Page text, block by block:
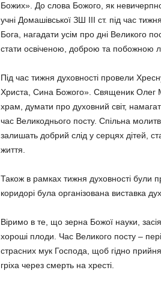
Божих». До слова Божого, як
учні Домашівської ЗШ ІІІ ст. під час
Бога, нагадати усім про дні Великого
стати освіченою, доброю та побожною
Під час тижня духовності провели
Христа, Сина Божого». Священик Олег
храм, думати про духовний світ,
час Великоднього посту. Спільна
залишать добрий слід у серцях дітей,
життя.
Також в рамках тижня духовності були
коридорі була організована виставка
Віримо в те, що зерна Божої науки,
хороші плоди. Час Великого посту –
страсних мук Господа, щоб гідно
гріха через смерть на хресті.